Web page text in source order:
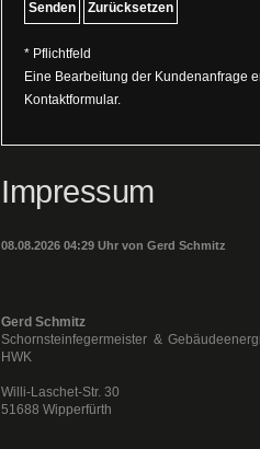
* Pflichtfeld
Eine Bearbeitung der Kundenanfrage
Kontaktformular.
Impressum
08.08.2026 04:29 Uhr von Gerd Schmitz
Gerd Schmitz
Schornsteinfegermeister &
HWK
Willi-Laschet-Str. 30
51688 Wipperfürth